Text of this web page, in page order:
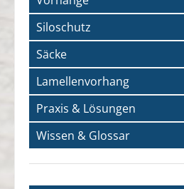
Siloschutz
Säcke
Lamellenvorhang
Praxis & Lösungen
Wissen & Glossar